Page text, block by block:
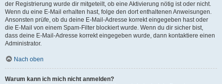
der Registrierung wurde dir mitgeteilt, ob eine Aktivierung nötig ist oder nicht.
Wenn du eine E-Mail erhalten hast, folge den dort enthaltenen Anweisungen.
Ansonsten prüfe, ob du deine E-Mail-Adresse korrekt eingegeben hast oder
die E-Mail von einem Spam-Filter blockiert wurde. Wenn du dir sicher bist,
dass deine E-Mail-Adresse korrekt eingegeben wurde, dann kontaktiere einen
Administrator.
Nach oben
Warum kann ich mich nicht anmelden?